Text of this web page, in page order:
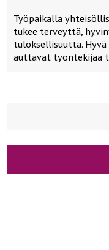
Työpaikalla
tukee terveyttä,
tuloksellisuutta.
auttavat työntekijää